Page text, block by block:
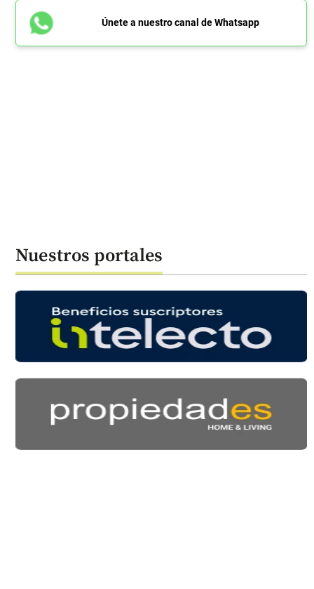
Únete a nuestro canal de Whatsapp
Nuestros portales